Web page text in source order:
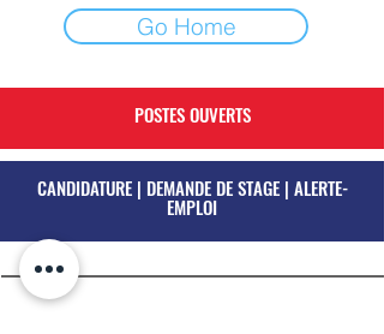
Go Home
POSTES OUVERTS
CANDIDATURE | DEMANDE DE STAGE | ALERTE-
EMPLOI